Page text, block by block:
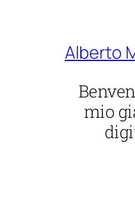
Alberto
mio